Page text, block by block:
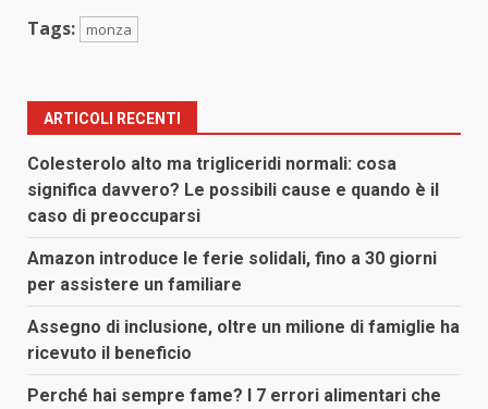
Tags: monza
ARTICOLI RECENTI
Colesterolo alto ma trigliceridi normali: cosa
significa davvero? Le possibili cause e quando è il
caso di preoccuparsi
Amazon introduce le ferie solidali, fino a 30 giorni
per assistere un familiare
Assegno di inclusione, oltre un milione di famiglie ha
ricevuto il beneficio
Perché hai sempre fame? I 7 errori alimentari che